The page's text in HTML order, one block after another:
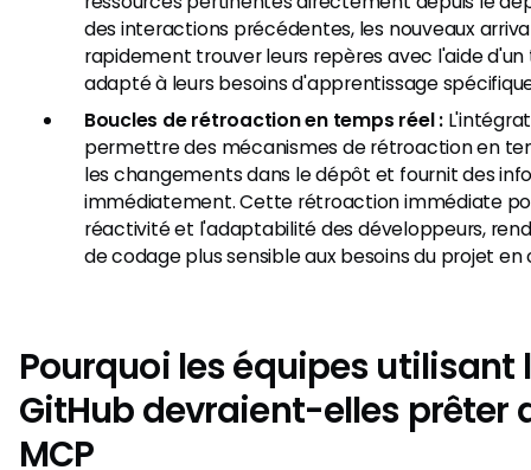
des interactions précédentes, les nouveaux
rapidement trouver leurs repères avec l'aide
adapté à leurs besoins d'apprentissage
Boucles de rétroaction en temps réel :
permettre des mécanismes de rétroaction en
les changements dans le dépôt et fournit des
immédiatement. Cette rétroaction immédiate
réactivité et l'adaptabilité des développeurs,
de codage plus sensible aux besoins du projet en
Pourquoi les équipes utilisant
GitHub devraient-elles prêter
MCP